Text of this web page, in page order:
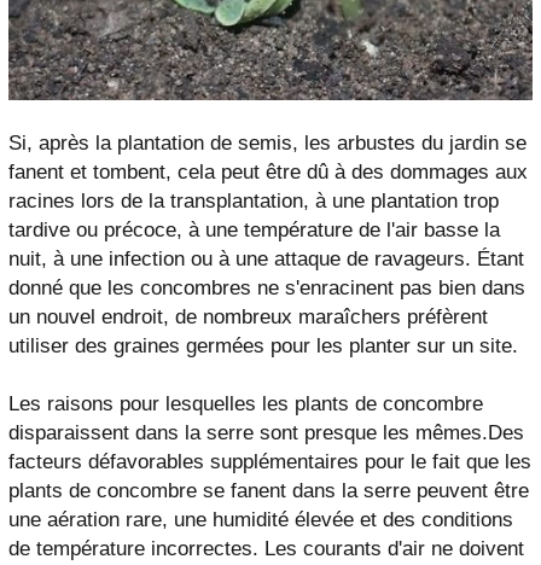
Si, après la plantation de semis, les arbustes du jardin se
fanent et tombent, cela peut être dû à des dommages aux
racines lors de la transplantation, à une plantation trop
tardive ou précoce, à une température de l'air basse la
nuit, à une infection ou à une attaque de ravageurs. Étant
donné que les concombres ne s'enracinent pas bien dans
un nouvel endroit, de nombreux maraîchers préfèrent
utiliser des graines germées pour les planter sur un site.
Les raisons pour lesquelles les plants de concombre
disparaissent dans la serre sont presque les mêmes.Des
facteurs défavorables supplémentaires pour le fait que les
plants de concombre se fanent dans la serre peuvent être
une aération rare, une humidité élevée et des conditions
de température incorrectes. Les courants d'air ne doivent